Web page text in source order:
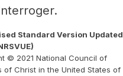
Standard Version Updated
© 2021 National Council of
of Christ in the United States of